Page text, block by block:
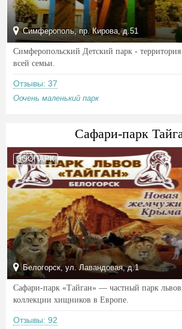
Симферополь, пр. Кирова, д.51
Симферопольский Детский парк - территория
всей семьи.
Отзывы: 37
Оочень маленький парк
Сафари-парк
ЗООПАРК
Белогорск, ул. Лавандовая, д.1
Сафари-парк «Тайган» — частный парк
коллекции хищников в Европе.
Отзывы: 92